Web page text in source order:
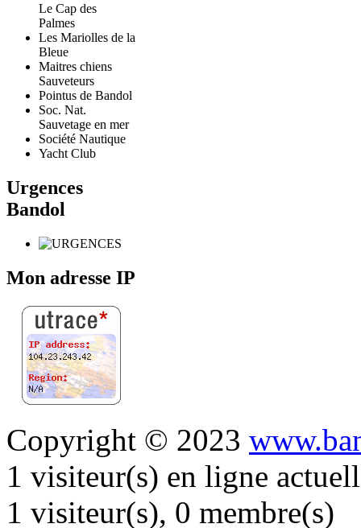
Le Cap des
Palmes
Les Mariolles de la
Bleue
Maitres chiens
Sauveteurs
Pointus de Bandol
Soc. Nat.
Sauvetage en mer
Société Nautique
Yacht Club
Urgences
Bandol
Mon adresse IP
Copyright © 2023
1 visiteur(s) en ligne
1 visiteur(s), 0 membre(s)